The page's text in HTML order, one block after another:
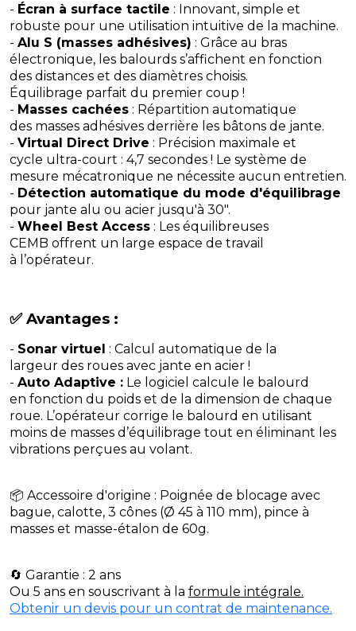
- Écran à surface tactile : Innovant, simple et
robuste pour une utilisation intuitive de la machine.
- Alu S (masses adhésives) : Grâce au bras
électronique, les balourds s’affichent en fonction
des distances et des diamètres choisis.
Équilibrage parfait du premier coup !
- Masses cachées : Répartition automatique
des masses adhésives derrière les bâtons de jante.
- Virtual Direct Drive : Précision maximale et
cycle ultra-court : 4,7 secondes ! Le système de
mesure mécatronique ne nécessite aucun entretien.
- Détection automatique du mode d'équilibrage
pour jante alu ou acier jusqu'à 30".
- Wheel Best Access : Les équilibreuses
CEMB offrent un large espace de travail
à l’opérateur.
✅ Avantages :
- Sonar virtuel : Calcul automatique de la
largeur des roues avec jante en acier !
- Auto Adaptive : Le logiciel calcule le balourd
en fonction du poids et de la dimension de chaque
roue. L’opérateur corrige le balourd en utilisant
moins de masses d’équilibrage tout en éliminant les
vibrations perçues au volant.
📦 Accessoire d'origine : Poignée de blocage avec
bague, calotte, 3 cônes (Ø 45 à 110 mm), pince à
masses et masse-étalon de 60g.
🔄 Garantie : 2 ans
Ou 5 ans en souscrivant à la formule intégrale.
Obtenir un devis pour un contrat de maintenance.